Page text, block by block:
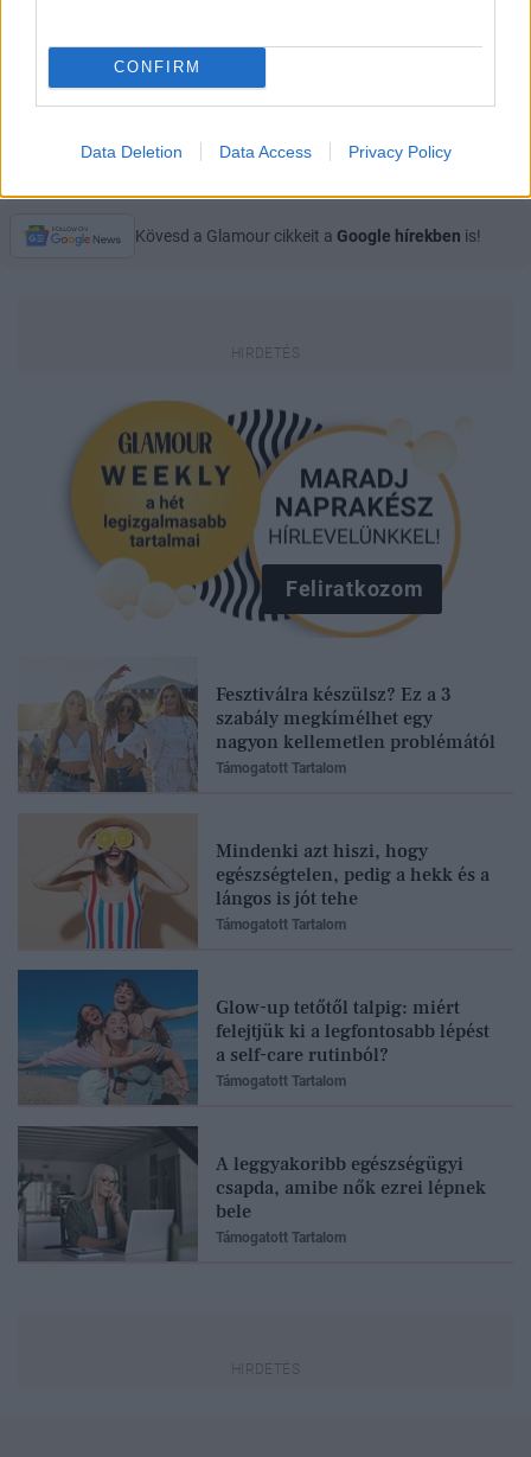
CONFIRM
Data Deletion Data Access Privacy Policy
SHOPPING AKCIÓ
Kövesd a Glamour cikkeit a Google hírekben is!
Feliratkozom
Fesztiválra készülsz? Ez a 3
szabály megkímélhet egy
nagyon kellemetlen problémától
Támogatott Tartalom
Mindenki azt hiszi, hogy
egészségtelen, pedig a hekk és a
lángos is jót tehe
Támogatott Tartalom
Glow-up tetőtől talpig: miért
felejtjük ki a legfontosabb lépést
a self-care rutinból?
Támogatott Tartalom
A leggyakoribb egészségügyi
csapda, amibe nők ezrei lépnek
bele
Támogatott Tartalom